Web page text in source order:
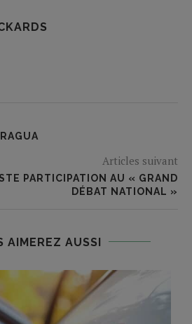
Articles suivant
PARTICIPATION AU « GRAND
DÉBAT NATIONAL »
AIMEREZ AUSSI